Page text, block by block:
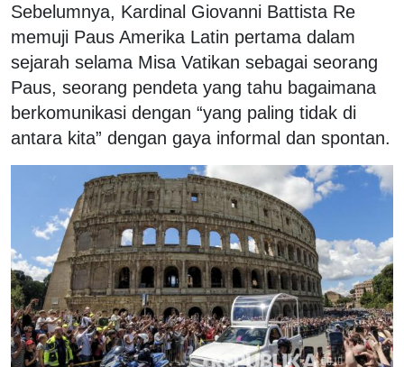
Sebelumnya, Kardinal Giovanni Battista Re
memuji Paus Amerika Latin pertama dalam
sejarah selama Misa Vatikan sebagai seorang
Paus, seorang pendeta yang tahu bagaimana
berkomunikasi dengan “yang paling tidak di
antara kita” dengan gaya informal dan spontan.